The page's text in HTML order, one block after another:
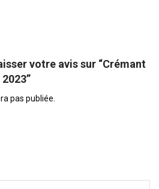
votre avis sur “Crémant
pas publiée.